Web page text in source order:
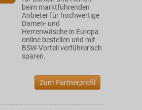
beim marktführenden
Anbieter für hochwertige
Damen- und
Herrenwäsche in Europa
online bestellen und mit
BSW-Vorteil verführerisch
sparen.
Zum Partnerprofil